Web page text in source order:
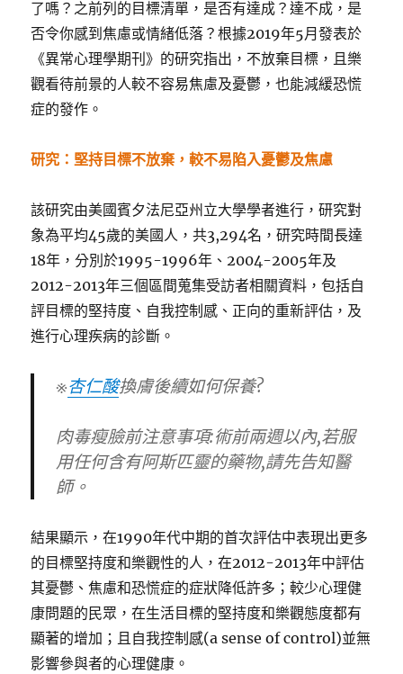
了嗎？之前列的目標清單，是否有達成？達不成，是
否令你感到焦慮或情緒低落？根據2019年5月發表於
《異常心理學期刊》的研究指出，不放棄目標，且樂
觀看待前景的人較不容易焦慮及憂鬱，也能減緩恐慌
症的發作。
研究：堅持目標不放棄，較不易陷入憂鬱及焦慮
該研究由美國賓夕法尼亞州立大學學者進行，研究對
象為平均45歲的美國人，共3,294名，研究時間長達
18年，分別於1995-1996年、2004-2005年及
2012-2013年三個區間蒐集受訪者相關資料，包括自
評目標的堅持度、自我控制感、正向的重新評估，及
進行心理疾病的診斷。
※杏仁酸換膚後續如何保養?
肉毒瘦臉前注意事項:術前兩週以內,若服
用任何含有阿斯匹靈的藥物,請先告知醫
師。
結果顯示，在1990年代中期的首次評估中表現出更多
的目標堅持度和樂觀性的人，在2012-2013年中評估
其憂鬱、焦慮和恐慌症的症狀降低許多；較少心理健
康問題的民眾，在生活目標的堅持度和樂觀態度都有
顯著的增加；且自我控制感(a sense of control)並無
影響參與者的心理健康。